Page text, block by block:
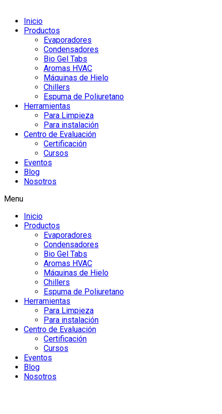
Inicio
Productos
Evaporadores
Condensadores
Bio Gel Tabs
Aromas HVAC
Máquinas de Hielo
Chillers
Espuma de Poliuretano
Herramientas
Para Limpieza
Para instalación
Centro de Evaluación
Certificación
Cursos
Eventos
Blog
Nosotros
Menu
Inicio
Productos
Evaporadores
Condensadores
Bio Gel Tabs
Aromas HVAC
Máquinas de Hielo
Chillers
Espuma de Poliuretano
Herramientas
Para Limpieza
Para instalación
Centro de Evaluación
Certificación
Cursos
Eventos
Blog
Nosotros